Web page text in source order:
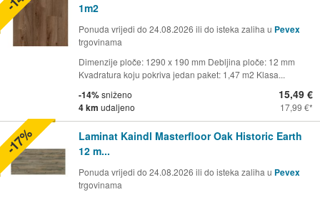
1m2
Ponuda vrijedi do 24.08.2026 ili do isteka zaliha u Pevex
trgovinama
Dimenzije ploče: 1290 x 190 mm Debljina ploče: 12 mm
Kvadratura koju pokriva jedan paket: 1,47 m2 Klasa...
-14%sniženo
4 km udaljeno
15,49 €
17,99 €
Laminat Kaindl Masterfloor Oak Historic Earth
12 m...
Ponuda vrijedi do 24.08.2026 ili do isteka zaliha u Pevex
trgovinama
-17%